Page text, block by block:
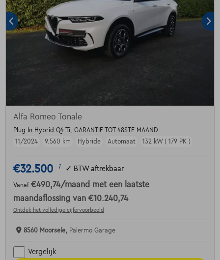
Alfa Romeo Tonale
Plug-In-Hybrid Q4 Ti, GARANTIE TOT 48STE MAAND
11/2024
9.560 km Hybride Automaat 132 kW ( 179 PK )
€32.500 1 ✓ BTW aftrekbaar
Vanaf €490,74/maand met een laatste
maandaflossing van €10.240,74
Ontdek het volledige cijfervoorbeeld
8560 Moorsele, Palermo Garage
Vergelijk